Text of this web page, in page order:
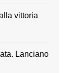
vittoria
Lanciano